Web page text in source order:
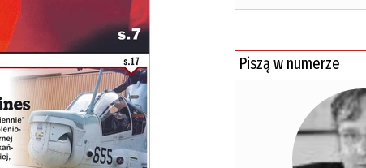
Piszą w numerze